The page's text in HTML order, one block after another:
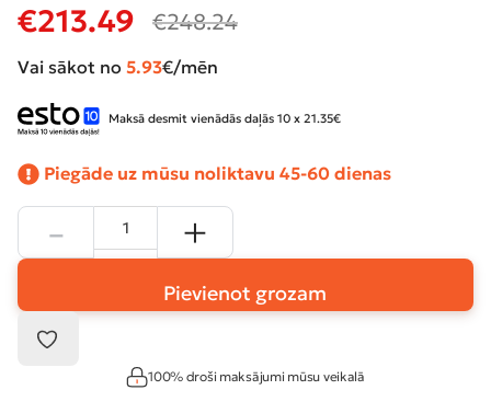
€213.49 €248.24
Vai sākot no 5.93€/mēn
Maksā desmit vienādās daļās 10 x 21.35€
Piegāde uz mūsu noliktavu 45-60 dienas
Pievienot grozam
100% droši maksājumi mūsu veikalā